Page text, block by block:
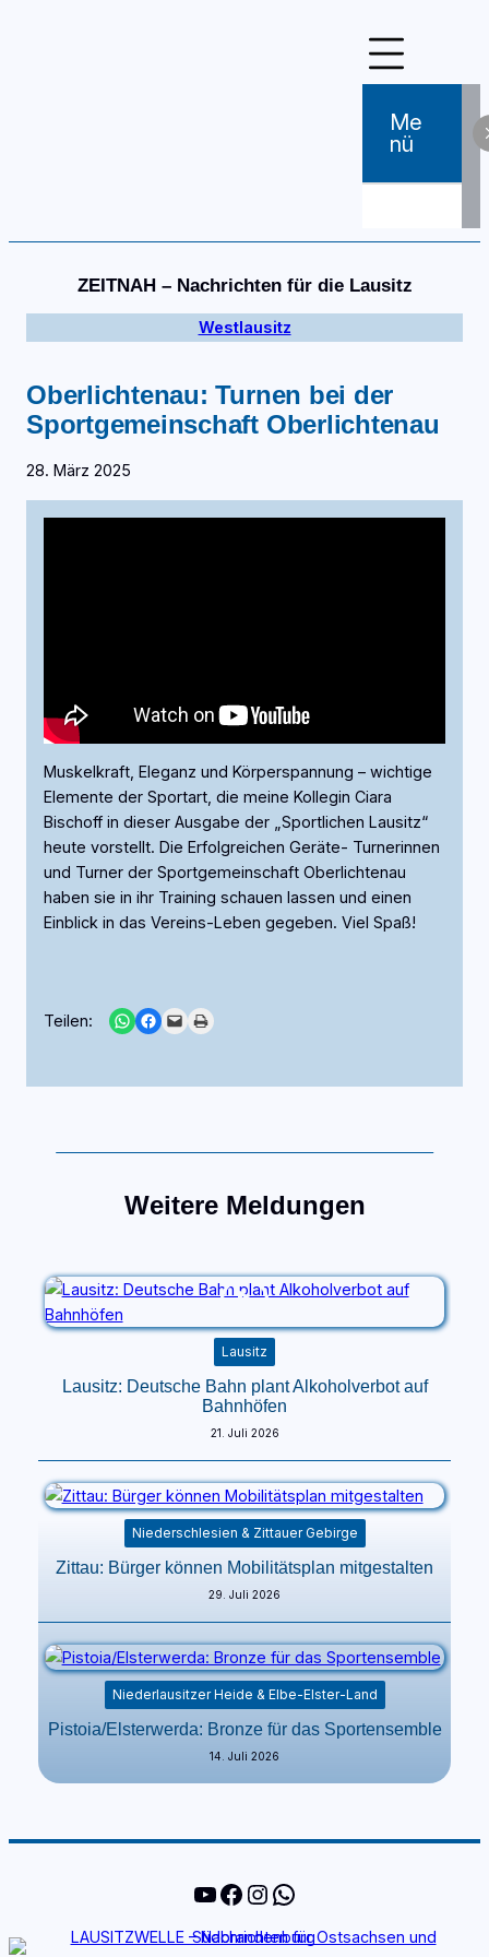
Me
Nü
ZEITNAH – Nachrichten für die Lausitz
Westlausitz
Oberlichtenau: Turnen bei der
Sportgemeinschaft Oberlichtenau
28. März 2025
Muskelkraft, Eleganz und Körperspannung – wichtige
Elemente der Sportart, die meine Kollegin Ciara
Bischoff in dieser Ausgabe der „Sportlichen Lausitz“
heute vorstellt. Die Erfolgreichen Geräte- Turnerinnen
und Turner der Sportgemeinschaft Oberlichtenau
haben sie in ihr Training schauen lassen und einen
Einblick in das Vereins-Leben gegeben. Viel Spaß!
Teilen: Share on WhatsApp
Share on Facebook
Email this PagePrint this Page
Weitere Meldungen
Lausitz
Lausitz: Deutsche Bahn plant Alkoholverbot auf
Bahnhöfen
21. Juli 2026
Niederschlesien & Zittauer Gebirge
Zittau: Bürger können Mobilitätsplan mitgestalten
29. Juli 2026
Niederlausitzer Heide & Elbe-Elster-Land
Pistoia/Elsterwerda: Bronze für das Sportensemble
14. Juli 2026
YouTube
Facebook
Instagram
WhatsApp